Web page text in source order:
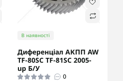
В наявності
Диференціал АКПП AW
TF-80SC TF-81SC 2005-
up Б/У
0